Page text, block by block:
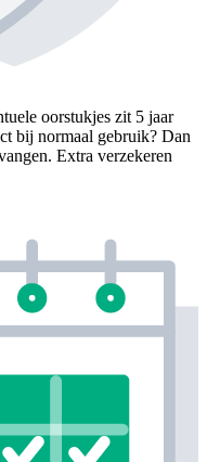
oorstukjes zit 5 jaar
bij normaal gebruik? Dan
Extra verzekeren